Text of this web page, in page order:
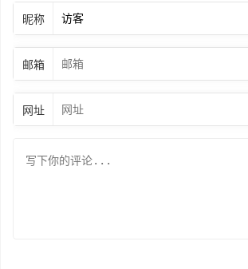
昵称
邮箱
网址